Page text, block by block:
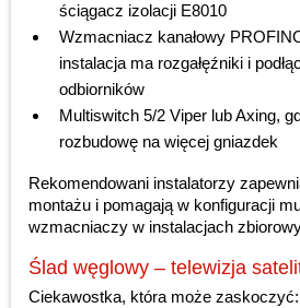
ściągacz izolacji E8010
Wzmacniacz kanałowy
instalacja ma rozgałęźniki i
odbiorników
Multiswitch 5/2 Viper lub Axing,
rozbudowę na więcej gniazdek
Rekomendowani instalatorzy
montażu i pomagają w konfiguracji
wzmacniaczy w instalacjach
Ślad węglowy – telewizja
Ciekawostka, która może